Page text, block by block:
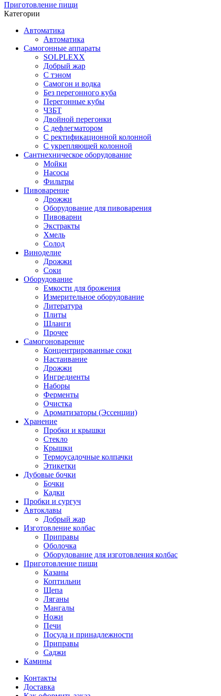
Приготовление пищи
Категории
Автоматика
Автоматика
Самогонные аппараты
SOLPLEXX
Добрый жар
С тэном
Самогон и водка
Без перегонного куба
Перегонные кубы
ЧЗБТ
Двойной перегонки
С дефлегматором
С ректификационной колонной
С укрепляющей колонной
Сантнехническое оборудование
Мойки
Насосы
Фильтры
Пивоварение
Дрожжи
Оборудование для пивоварения
Пивоварни
Экстракты
Хмель
Солод
Виноделие
Дрожжи
Соки
Оборудование
Емкости для брожения
Измерительное оборудование
Литература
Плиты
Шланги
Прочее
Самогоноварение
Концентрированные соки
Настаивание
Дрожжи
Ингредиенты
Наборы
Ферменты
Очистка
Ароматизаторы (Эссенции)
Хранение
Пробки и крышки
Стекло
Крышки
Термоусадочные колпачки
Этикетки
Дубовые бочки
Бочки
Кадки
Пробки и сургуч
Автоклавы
Добрый жар
Изготовление колбас
Приправы
Оболочка
Оборудование для изготовления колбас
Приготовление пищи
Казаны
Коптильни
Щепа
Ляганы
Мангалы
Ножи
Печи
Посуда и принадлежности
Приправы
Саджи
Камины
Контакты
Доставка